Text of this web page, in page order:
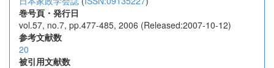
巻号頁・発行日
vol.57, no.7, pp.477-485, 2006 (Released:2007-10-12)
参考文献数
20
被引用文献数